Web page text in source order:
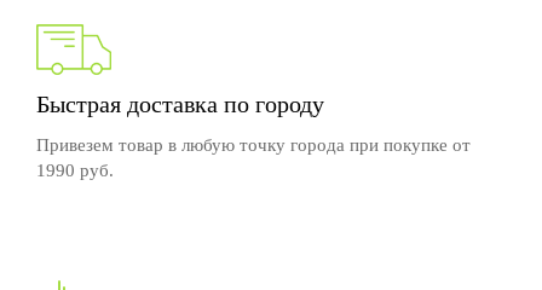
Быстрая доставка по городу
Привезем товар в любую точку города при покупке от
1990 руб.